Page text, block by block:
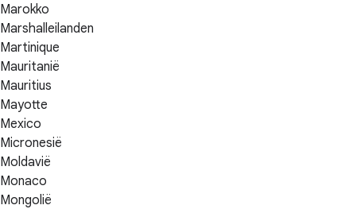
Marokko
Marshalleilanden
Martinique
Mauritanië
Mauritius
Mayotte
Mexico
Micronesië
Moldavië
Monaco
Mongolië